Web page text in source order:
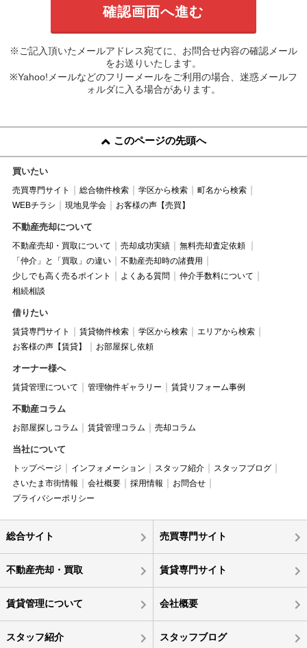
※ご記入頂いたメールアドレス宛てに、お問合せ内容の確認メール
をお送りいたします。
※Yahoo!メールなどのフリーメールをご利用の場合、迷惑メールフ
ォルダに入る場合があります。
このページの先頭へ
買いたい
売買専門サイト 総合物件検索 学区から検索
町名から検索
WEBチラシ
現地見学会 お客様の声【売買】
不動産売却について
不動産売却・買取について 売却成功実績
無料売却査定依頼
「仲介」と「買取」の違い
不動産売却時の諸費用
少しでも高く売るポイント
よくある質問
仲介手数料について
相続相談
借りたい
賃貸専門サイト 賃貸物件検索 学区から検索
エリアから検索
お客様の声【賃貸】
お部屋探し依頼
オーナー様へ
賃貸管理について 管理物件ギャラリー 賃貸リフォーム事例
不動産コラム
お部屋探しコラム 賃貸管理コラム 売却コラム
当社について
トップページ インフォメーション スタッフ紹介
スタッフブログ
さいたま市街情報
会社概要 採用情報
お問合せ
プライバシーポリシー
総合サイト 売買専門サイト
不動産売却・買取 賃貸専門サイト
賃貸管理について 会社概要
スタッフ紹介 スタッフブログ